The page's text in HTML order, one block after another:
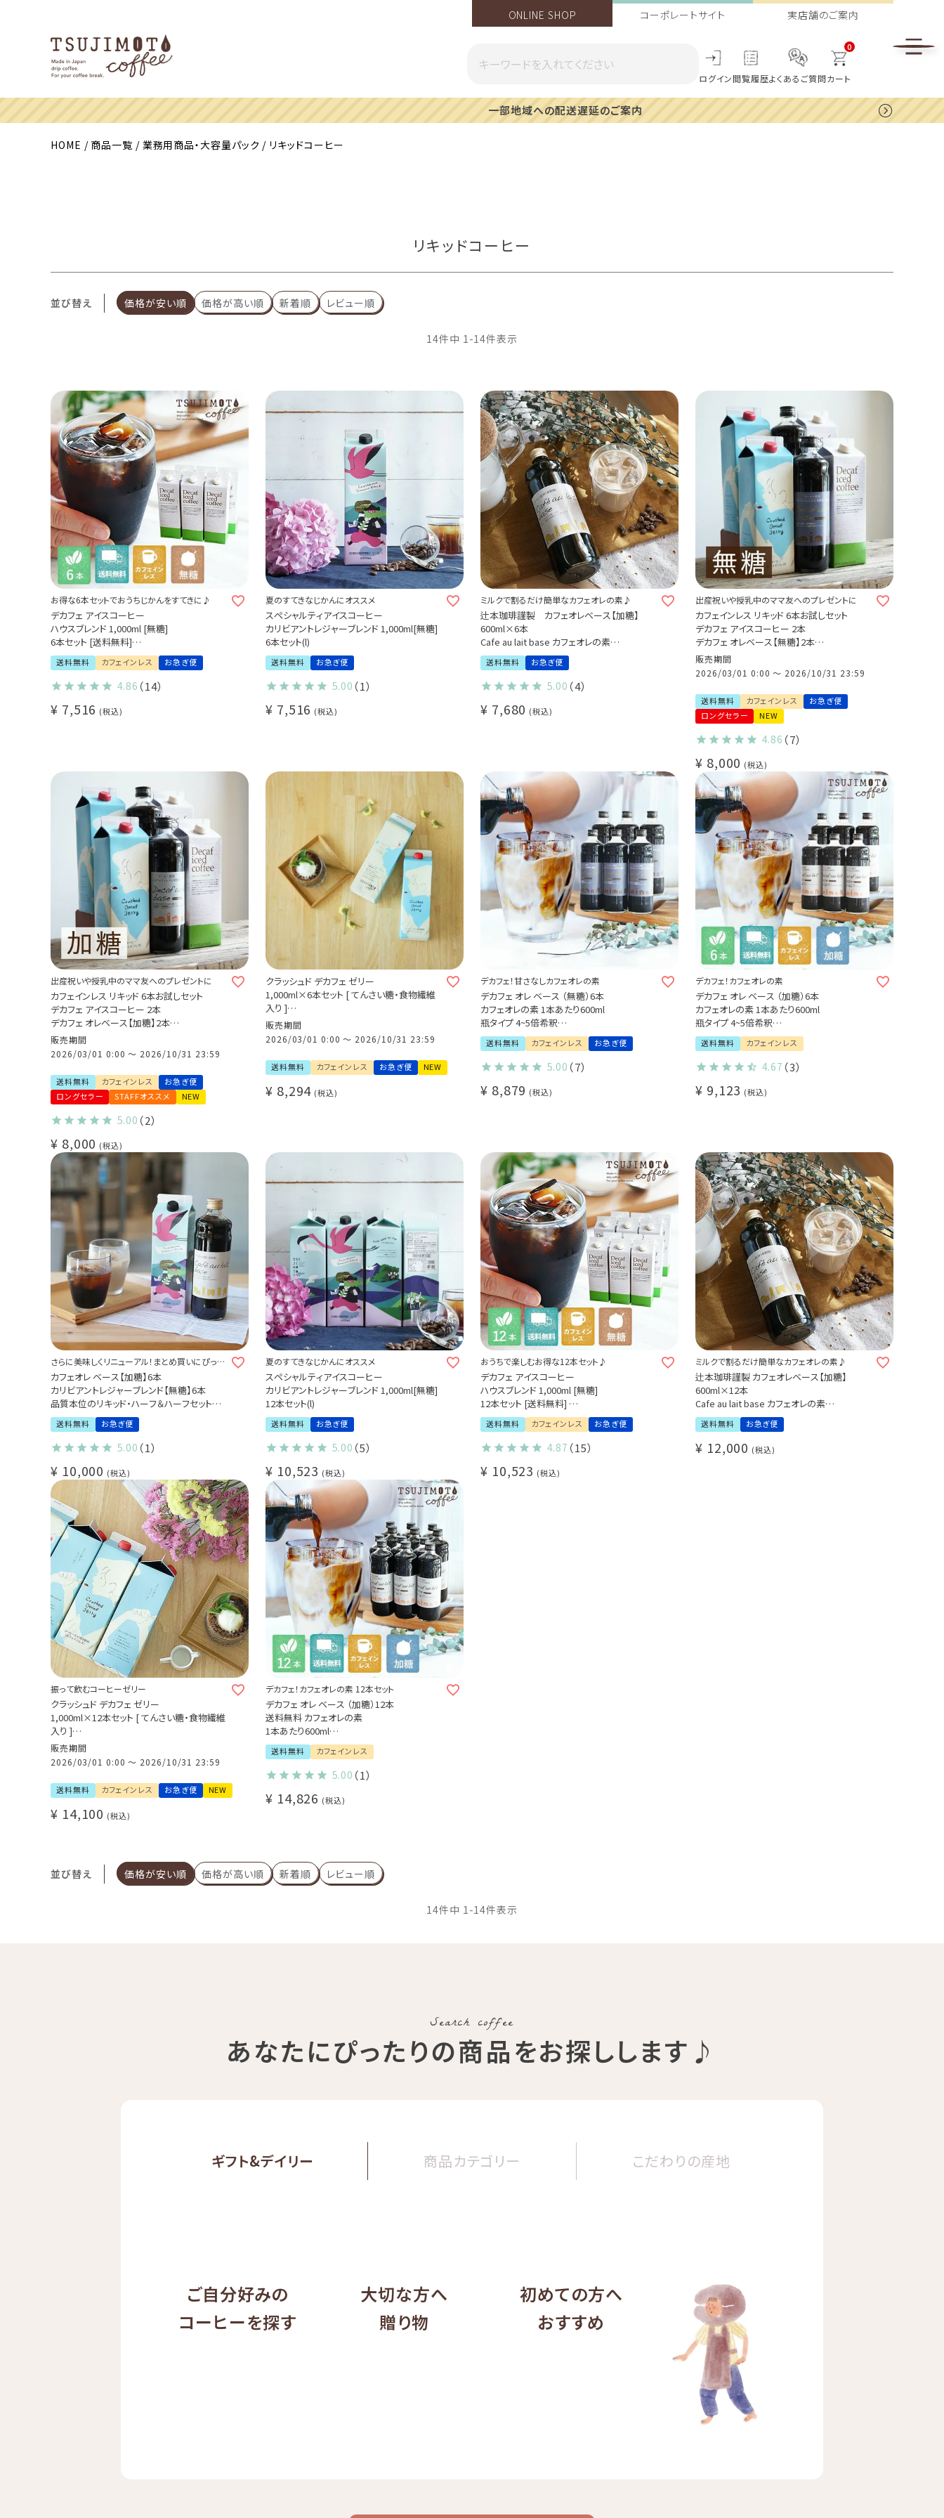
ONLINE SHOP コーポレートサイト 実店舗のご案内
ログイン閲覧履歴よくあるご質問
0
カート
一部地域への配送遅延のご案内
HOME 商品一覧 業務用商品・大容量パック リキッドコーヒー
リキッドコーヒー
並び替え 価格が安い順 価格が高い順 新着順 レビュー順
14件中 1-14件表示
お得な6本セットでおうちじかんをすてきに♪
デカフェ アイスコーヒー
ハウスブレンド 1,000ml [無糖]
6本セット [送料無料]
カフェインレスコーヒー
大容量パック まとめ買いにおすすめ(l)
送料無料 カフェインレス お急ぎ便
4.86 （14）
¥ 7,516 税込
夏のすてきなじかんにオススメ
スペシャルティアイスコーヒー
カリビアントレジャーブレンド 1,000ml[無糖]
6本セット(l)
送料無料 お急ぎ便
5.00 （1）
¥ 7,516 税込
ミルクで割るだけ簡単なカフェオレの素♪
辻本珈琲謹製 カフェオレベース【加糖】
600ml×6本
Cafe au lait base カフェオレの素
リキッドコーヒー
てんさい糖使用 自家焙煎
豆乳オレ かき氷シロップにも
業務用 大容量
まとめ買い・ストックにおすすめ(l)【せっかくグ
ルメで紹介されました！】
送料無料 お急ぎ便
5.00 （4）
¥ 7,680 税込
出産祝いや授乳中のママ友へのプレゼントに
カフェインレス リキッド 6本お試しセット
デカフェ アイスコーヒー 2本
デカフェ オレベース【無糖】2本
クラッシュド デカフェ ゼリー 2本
カフェインレスコーヒー 送料無料(l)
販売期間
2026/03/01 0:00〜 2026/10/31 23:59
送料無料 カフェインレス
お急ぎ便
ロングセラー
NEW
4.86 （7）
¥ 8,000 税込
出産祝いや授乳中のママ友へのプレゼントに
カフェインレス リキッド 6本お試しセット
デカフェ アイスコーヒー 2本
デカフェ オレベース【加糖】2本
クラッシュド デカフェ ゼリー 2本
カフェインレス 送料無料(l)
販売期間
2026/03/01 0:00〜 2026/10/31 23:59
送料無料 カフェインレス
お急ぎ便
ロングセラー
STAFFオススメ NEW
5.00 （2）
¥ 8,000 税込
クラッシュド デカフェ ゼリー
1,000ml×6本セット [ てんさい糖・食物繊維
入り ]
カフェインレス コーヒー ノンカフェイン 送料
無料
飲むゼリー 良く振ってお召し上がり下さい(l)
販売期間
2026/03/01 0:00〜 2026/10/31 23:59
送料無料 カフェインレス お急ぎ便 NEW
¥ 8,294 税込
デカフェ！甘さなしカフェオレの素
デカフェ オレ ベース （無糖）6本
カフェオレの素 1本あたり600ml
瓶タイプ 4~5倍希釈
砂糖不使用 ソイオレ
大容量パック まとめ買いにおすすめ(l)
送料無料 カフェインレス お急ぎ便
5.00 （7）
¥ 8,879 税込
デカフェ！カフェオレの素
デカフェ オレ ベース （加糖）6本
カフェオレの素 1本あたり600ml
瓶タイプ 4~5倍希釈
北海道産てんさい糖使用
カフェインレスコーヒー豆使用
濃縮タイプ かき氷シロップ
無着色 高品質 香料 保存料不使用
業務用 まとめ買いにおすすめ (l)
送料無料 カフェインレス
4.67 （3）
¥ 9,123 税込
さらに美味しくリニューアル！まとめ買いにぴった
りなリキッドコーヒーセット
カフェオレ ベース【加糖】6本
カリビアントレジャーブレンド【無糖】6本
品質本位のリキッド・ハーフ＆ハーフセット
送料無料 合計12本(l)
送料無料 お急ぎ便
5.00 （1）
¥ 10,000 税込
夏のすてきなじかんにオススメ
スペシャルティアイスコーヒー
カリビアントレジャーブレンド 1,000ml[無糖]
12本セット(l)
送料無料 お急ぎ便
5.00 （5）
¥ 10,523 税込
おうちで楽しむお得な12本セット♪
デカフェ アイスコーヒー
ハウスブレンド 1,000ml [無糖]
12本セット [送料無料]
カフェインレスコーヒー ブラック
業務用 大容量パック まとめ買いにおすすめ(l)
送料無料 カフェインレス お急ぎ便
4.87 （15）
¥ 10,523 税込
ミルクで割るだけ簡単なカフェオレの素♪
辻本珈琲謹製 カフェオレベース【加糖】
600ml×12本
Cafe au lait base カフェオレの素
リキッドコーヒー てんさい糖使用
自家焙煎 豆乳オレ かき氷シロップにも(l)
業務用 大容量
まとめ買い・ストックにおすすめ【せっかくグル
送料無料 お急ぎ便
¥ 12,000 税込
振って飲むコーヒーゼリー
クラッシュド デカフェ ゼリー
1,000ml×12本セット [ てんさい糖・食物繊維
入り ]
カフェインレス コーヒー ノンカフェイン 送料
無料
飲むゼリー 良く振ってお召し上がり下さい(l)
販売期間
2026/03/01 0:00〜 2026/10/31 23:59
送料無料 カフェインレス お急ぎ便 NEW
¥ 14,100 税込
デカフェ！カフェオレの素 12本セット
デカフェ オレ ベース （加糖）12本
送料無料 カフェオレの素
1本あたり600ml
瓶タイプ 4~5倍希釈
北海道産てんさい糖使用
カフェインレスコーヒー豆使用
濃縮タイプ かき氷シロップ
無着色 高品質 香料保存料不使用 (l)
送料無料 カフェインレス
5.00 （1）
¥ 14,826 税込
並び替え 価格が安い順 価格が高い順 新着順 レビュー順
14件中 1-14件表示
Search coffee
あなたにぴったりの商品をお探しします♪
ギフト&デイリー 商品カテゴリー こだわりの産地
ご自分好みの
コーヒーを探す
大切な方へ
贈り物
初めての方へ
おすすめ
コーヒー豆・粉 コーヒー生豆
エチオピア コスタリカ コロンビア